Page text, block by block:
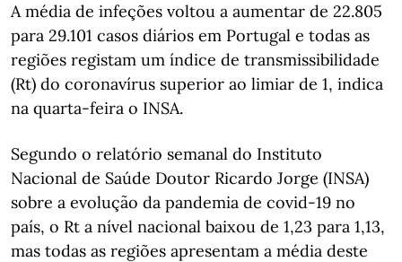
A média de infeções voltou a aumentar de 22.805
para 29.101 casos diários em Portugal e todas as
regiões registam um índice de transmissibilidade
(Rt) do coronavírus superior ao limiar de 1, indica
na quarta-feira o INSA.
Segundo o relatório semanal do Instituto
Nacional de Saúde Doutor Ricardo Jorge (INSA)
sobre a evolução da pandemia de covid-19 no
país, o Rt a nível nacional baixou de 1,23 para 1,13,
mas todas as regiões apresentam a média deste